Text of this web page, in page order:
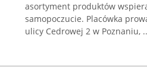
asortyment produktów
samopoczucie. Placówka
ulicy Cedrowej 2 w Poznaniu,